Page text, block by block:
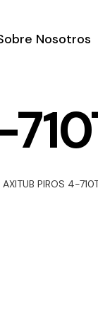
Nosotros
AXITUB PIROS 4-